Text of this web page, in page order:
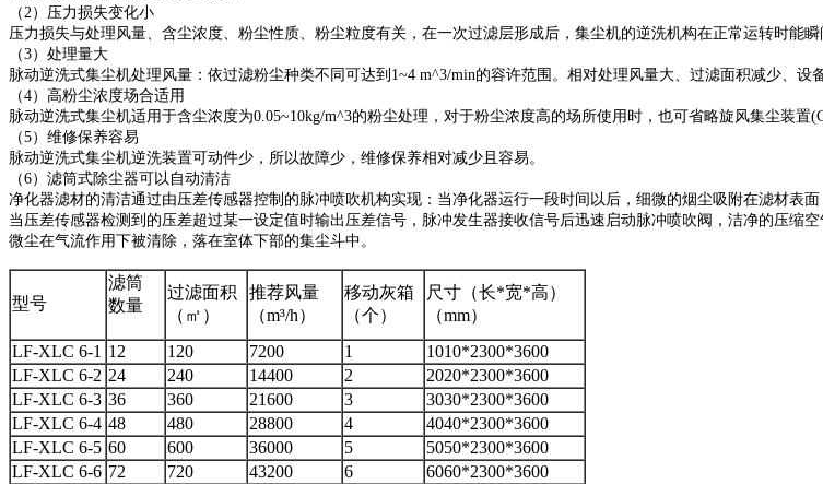
（2）压力损失变化小
压力损失与处理风量、含尘浓度、粉尘性质、粉尘粒度有关，在一次过滤层形成后，集尘机的逆洗机构在正常运转时能
（3）处理量大
脉动逆洗式集尘机处理风量：依过滤粉尘种类不同可达到1~4 m^3/min的容许范围。相对处理风量大、过滤面积减少、设
（4）高粉尘浓度场合适用
脉动逆洗式集尘机适用于含尘浓度为0.05~10kg/m^3的粉尘处理，对于粉尘浓度高的场所使用时，也可省略旋风集尘装
（5）维修保养容易
脉动逆洗式集尘机逆洗装置可动件少，所以故障少，维修保养相对减少且容易。
（6）滤筒式除尘器可以自动清洁
净化器滤材的清洁通过由压差传感器控制的脉冲喷吹机构实现：当净化器运行一段时间以后，细微的烟尘吸附在滤材表
当压差传感器检测到的压差超过某一设定值时输出压差信号，脉冲发生器接收信号后迅速启动脉冲喷吹阀，洁净的压缩
微尘在气流作用下被清除，落在室体下部的集尘斗中。
型号
滤筒
数量
过滤面积
（㎡）
推荐风量
（m³/h）
移动灰箱
（个）
尺寸（长*宽*高）
（mm）
LF-XLC 6-1 12 120 7200 1
1010*2300*3600
LF-XLC 6-2 24 240 14400 2
2020*2300*3600
LF-XLC 6-3 36 360 21600 3
3030*2300*3600
LF-XLC 6-4 48 480 28800 4
4040*2300*3600
LF-XLC 6-5 60 600 36000 5
5050*2300*3600
LF-XLC 6-6 72 720 43200 6
6060*2300*3600